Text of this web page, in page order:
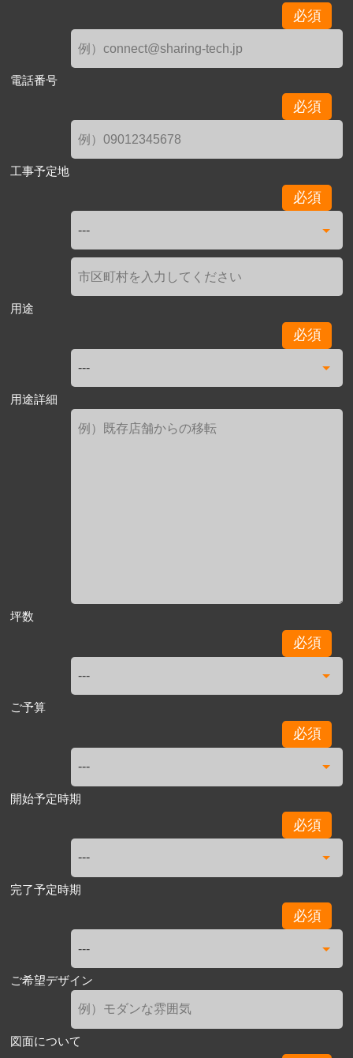
必須
電話番号
必須
工事予定地
必須
用途
必須
用途詳細
坪数
必須
ご予算
必須
開始予定時期
必須
完了予定時期
必須
ご希望デザイン
図面について